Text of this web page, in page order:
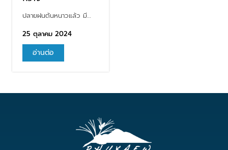
25 ตุลาคม 2024
ปลายฝนต้นหนาวแล้ว มี…
อ่านต่อ